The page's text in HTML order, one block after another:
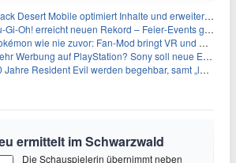
Desert Mobile optimiert Inhalte und erweitert Treasure Access
erreicht neuen Rekord – Feier‑Events gestartet
wie nie zuvor: Fan-Mod bringt VR und Ego-Perspektive nach Kanto
Werbung auf PlayStation? Sony soll neue Einnahmequellen prüfen
Resident Evil werden begehbar, samt „lebensgroßem Leon“
ermittelt im Schwarzwald
Die Schauspielerin übernimmt neben